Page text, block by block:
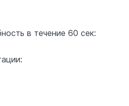
в течение 60 сек: